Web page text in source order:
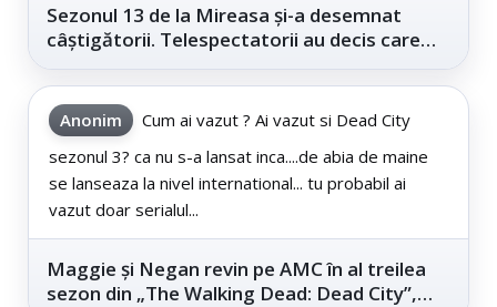
Sezonul 13 de la Mireasa și-a desemnat
câștigătorii. Telespectatorii au decis care
Anonim
Cum ai vazut ? Ai vazut si Dead City
sezonul 3? ca nu s-a lansat inca....de abia de maine
se lanseaza la nivel international... tu probabil ai
vazut doar serialul...
Maggie și Negan revin pe AMC în al treilea
sezon din „The Walking Dead: Dead City”,